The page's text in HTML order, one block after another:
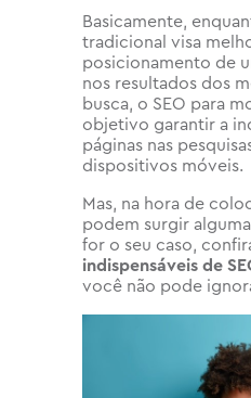
Basicamente,
tradicional visa
posicionamento de
nos resultados dos
busca, o SEO para
objetivo garantir a
páginas nas
dispositivos móveis.
Mas, na hora de
podem surgir
for o seu caso,
indispensáveis de
você não pode